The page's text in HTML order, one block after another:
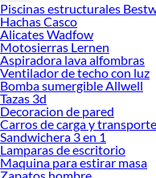
Piscinas estructurales
Hachas Casco
Alicates Wadfow
Motosierras Lernen
Aspiradora lava alfombras
Ventilador de techo con luz
Bomba sumergible Allwell
Tazas 3d
Decoracion de pared
Carros de carga y
Sandwichera 3 en 1
Lamparas de escritorio
Maquina para estirar masa